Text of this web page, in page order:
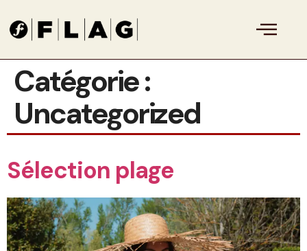
Catégorie :
Uncategorized
Sélection plage